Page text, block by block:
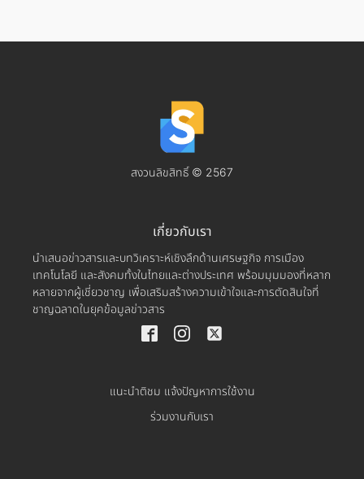
สงวนลิขสิทธิ์ © 2567
เกี่ยวกับเรา
นำเสนอข่าวสารและบทวิเคราะห์เชิงลึกด้านเศรษฐกิจ การเมือง
เทคโนโลยี และสังคมทั้งในไทยและต่างประเทศ พร้อมมุมมองที่หลาก
หลายจากผู้เชี่ยวชาญ เพื่อเสริมสร้างความเข้าใจและการตัดสินใจที่
ชาญฉลาดในยุคข้อมูลข่าวสาร
แนะนำติชม แจ้งปัญหาการใช้งาน
ร่วมงานกับเรา